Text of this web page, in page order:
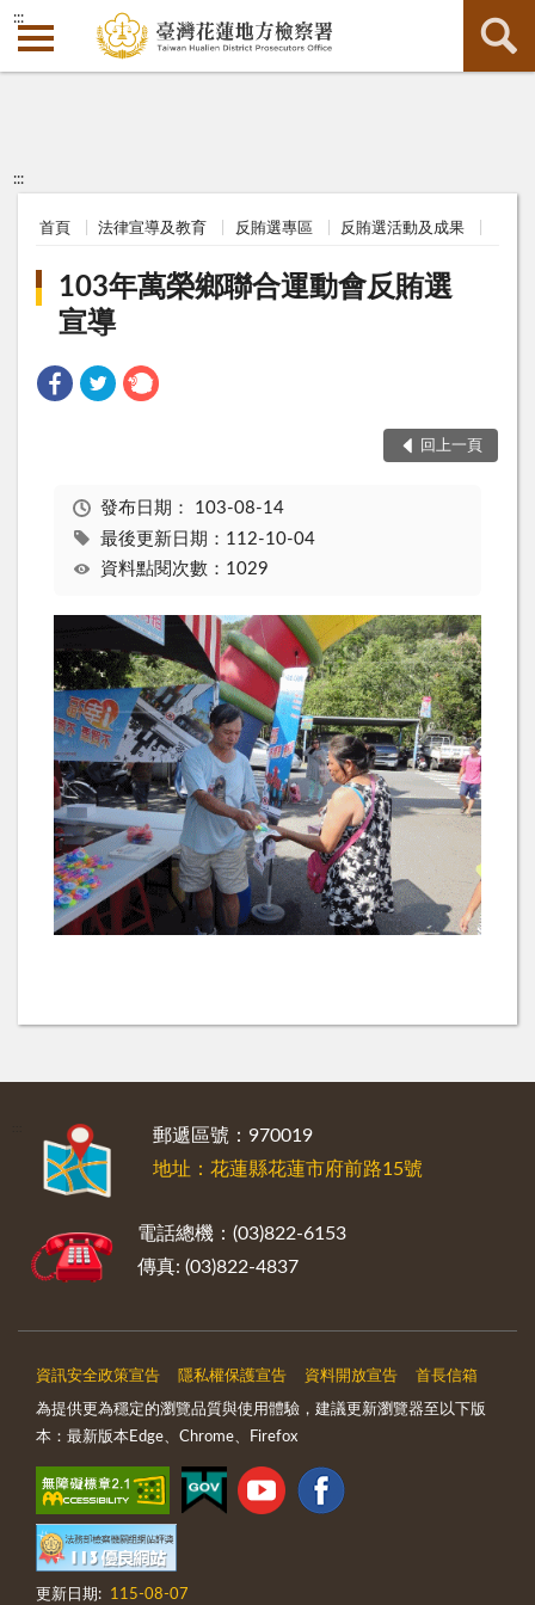
:::
:::
首頁 法律宣導及教育 反賄選專區 反賄選活動及成果
103年萬榮鄉聯合運動會反賄選
宣導
回上一頁
發布日期： 103-08-14
最後更新日期：112-10-04
資料點閱次數：1029
郵遞區號：970019
地址：花蓮縣花蓮市府前路15號
電話總機：(03)822-6153
傳真: (03)822-4837
資訊安全政策宣告 隱私權保護宣告 資料開放宣告 首長信箱
為提供更為穩定的瀏覽品質與使用體驗，建議更新瀏覽器至以下版
本：最新版本Edge、Chrome、Firefox
更新日期: 115-08-07